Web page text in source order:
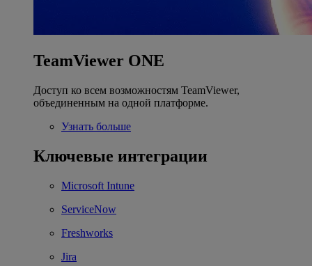
TeamViewer ONE
Доступ ко всем возможностям TeamViewer,
объединенным на одной платформе.
Узнать больше
Ключевые интеграции
Microsoft Intune
ServiceNow
Freshworks
Jira